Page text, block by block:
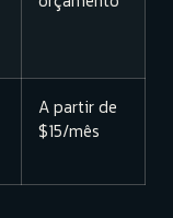
A partir de
$15/mês